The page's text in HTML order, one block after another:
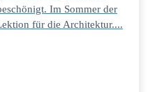
Im Sommer der
für die Architektur....